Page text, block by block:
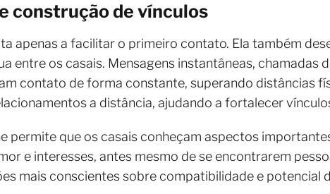
construção de vínculos
apenas a facilitar o primeiro contato. Ela também
entre os casais. Mensagens instantâneas, chamadas
contato de forma constante, superando distâncias
a distância, ajudando a fortalecer
permite que os casais conheçam aspectos
e interesses, antes mesmo de se encontrarem
mais conscientes sobre compatibilidade e potencial